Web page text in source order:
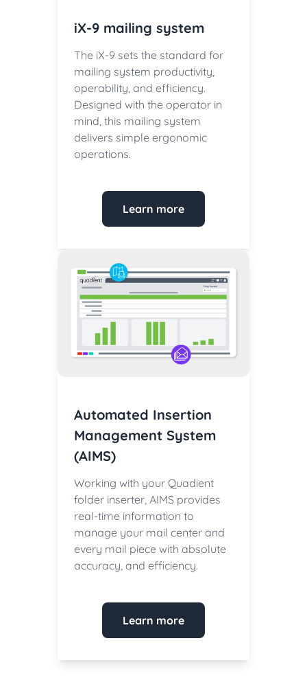
iX-9 mailing system
The iX-9 sets the standard for
mailing system productivity,
operability, and efficiency.
Designed with the operator in
mind, this mailing system
delivers simple ergonomic
operations.
Learn more
Automated Insertion
Management System
(AIMS)
Working with your Quadient
folder inserter, AIMS provides
real-time information to
manage your mail center and
every mail piece with absolute
accuracy, and efficiency.
Learn more